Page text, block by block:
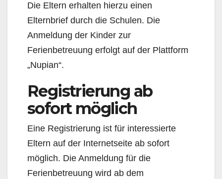
Die Eltern erhalten hierzu einen
Elternbrief durch die Schulen. Die
Anmeldung der Kinder zur
Ferienbetreuung erfolgt auf der Plattform
„Nupian“.
Registrierung ab
sofort möglich
Eine Registrierung ist für interessierte
Eltern auf der Internetseite ab sofort
möglich. Die Anmeldung für die
Ferienbetreuung wird ab dem